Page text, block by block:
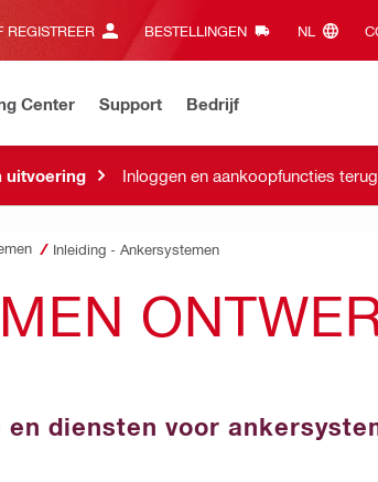
REGISTREER BESTELLINGEN NL‎
Center Support Bedrijf
uitvoering Inloggen en aankoopfuncties
Inleiding - Ankersystemen
diensten voor